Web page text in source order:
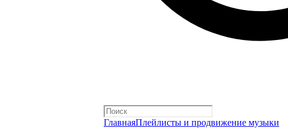
ГлавнаяПлейлисты и продвижение музыки